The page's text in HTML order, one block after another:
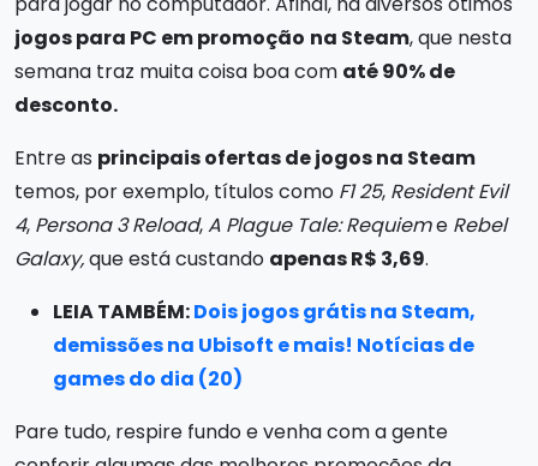
jogos para PC em promoção na Steam, que nesta
semana traz muita coisa boa com até 90% de
desconto.
Entre as principais ofertas de jogos na Steam
temos, por exemplo, títulos como F1 25, Resident Evil
4, Persona 3 Reload,A Plague Tale: Requieme Rebel
Galaxy,que está custando apenas R$ 3,69.
LEIA TAMBÉM:Dois jogos grátis na Steam,
demissões na Ubisoft e mais! Notícias de
games do dia (20)
Pare tudo, respire fundo e venha com a gente